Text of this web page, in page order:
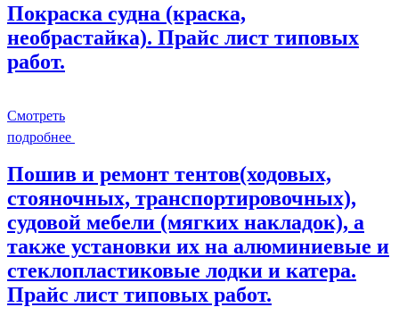
Покраска судна (краска,
необрастайка). Прайс лист типовых
работ.
Смотреть
подробнее
Пошив и ремонт тентов(ходовых,
стояночных, транспортировочных),
судовой мебели (мягких накладок), а
также установки их на алюминиевые и
стеклопластиковые лодки и катера.
Прайс лист типовых работ.